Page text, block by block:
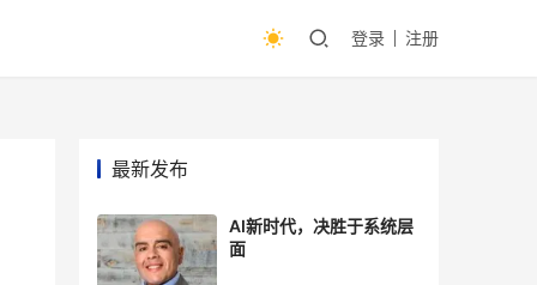
登录 注册
最新发布
AI新时代，决胜于系统层
面